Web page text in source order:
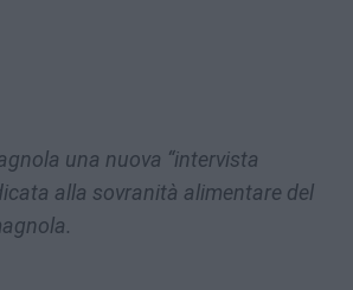
una nuova “intervista
alla sovranità alimentare del